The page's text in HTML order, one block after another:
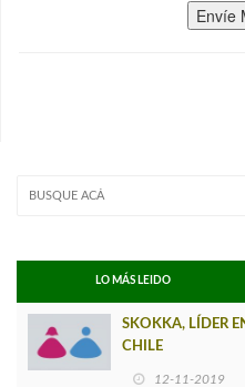
Envíe
LO MÁS LEIDO
SKOKKA, LÍDER
CHILE
12-11-2019